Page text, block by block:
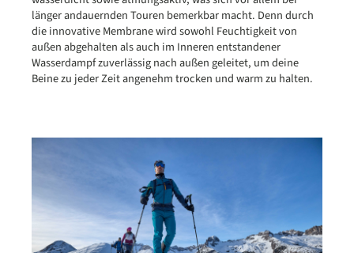
länger andauernden Touren bemerkbar macht. Denn durch
die innovative Membrane wird sowohl Feuchtigkeit von
außen abgehalten als auch im Inneren entstandener
Wasserdampf zuverlässig nach außen geleitet, um deine
Beine zu jeder Zeit angenehm trocken und warm zu halten.